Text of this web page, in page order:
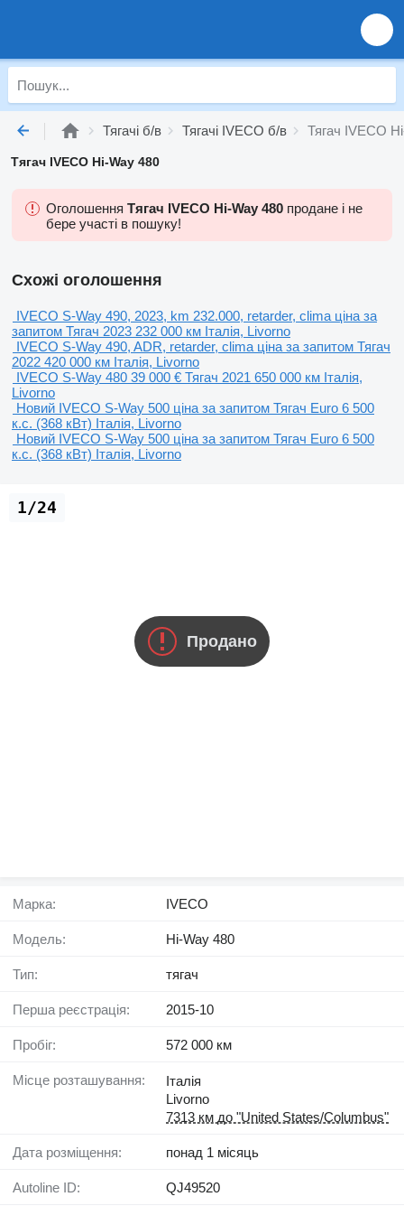
Тягачі б/в Тягачі IVECO б/в Тягач IVECO
Тягач IVECO Hi-Way 480
Оголошення Тягач IVECO Hi-Way 480 продане і не
бере участі в пошуку!
Схожі оголошення
IVECO S-Way 490, 2023, km 232.000, retarder, clima ціна за
запитом Тягач 2023 232 000 км Італія, Livorno
IVECO S-Way 490, ADR, retarder, clima ціна за запитом Тягач
2022 420 000 км Італія, Livorno
IVECO S-Way 480 39 000 € Тягач 2021 650 000 км Італія,
Livorno
Новий IVECO S-Way 500 ціна за запитом Тягач Euro 6 500
к.с. (368 кВт) Італія, Livorno
Новий IVECO S-Way 500 ціна за запитом Тягач Euro 6 500
к.с. (368 кВт) Італія, Livorno
Продано
1/24
Марка: IVECO
Модель: Hi-Way 480
Тип: тягач
Перша реєстрація: 2015-10
Пробіг: 572 000 км
Місце розташування:
Італія
Livorno
7313 км до "United States/Columbus"
Дата розміщення: понад 1 місяць
Autoline ID: QJ49520